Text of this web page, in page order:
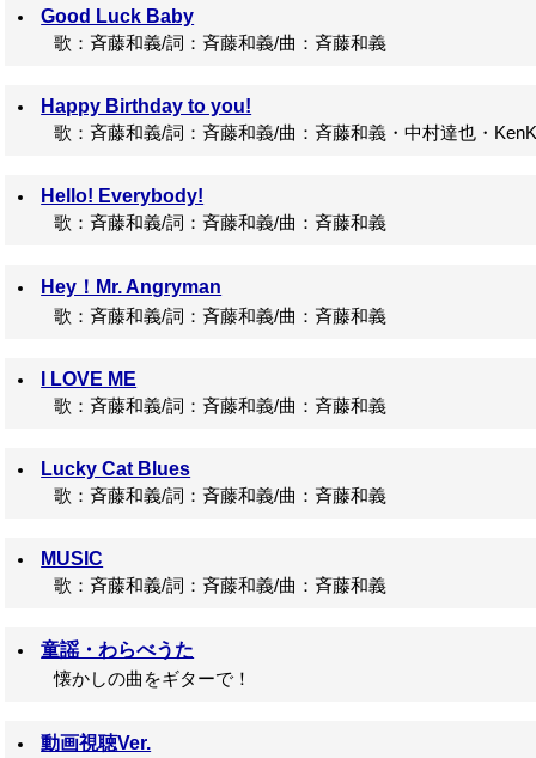
Good Luck Baby
歌：斉藤和義/詞：斉藤和義/曲：斉藤和義
Happy Birthday to you!
歌：斉藤和義/詞：斉藤和義/曲：斉藤和義・中村達也・
Hello! Everybody!
歌：斉藤和義/詞：斉藤和義/曲：斉藤和義
Hey！Mr. Angryman
歌：斉藤和義/詞：斉藤和義/曲：斉藤和義
I LOVE ME
歌：斉藤和義/詞：斉藤和義/曲：斉藤和義
Lucky Cat Blues
歌：斉藤和義/詞：斉藤和義/曲：斉藤和義
MUSIC
歌：斉藤和義/詞：斉藤和義/曲：斉藤和義
童謡・わらべうた
懐かしの曲をギターで！
動画視聴Ver.